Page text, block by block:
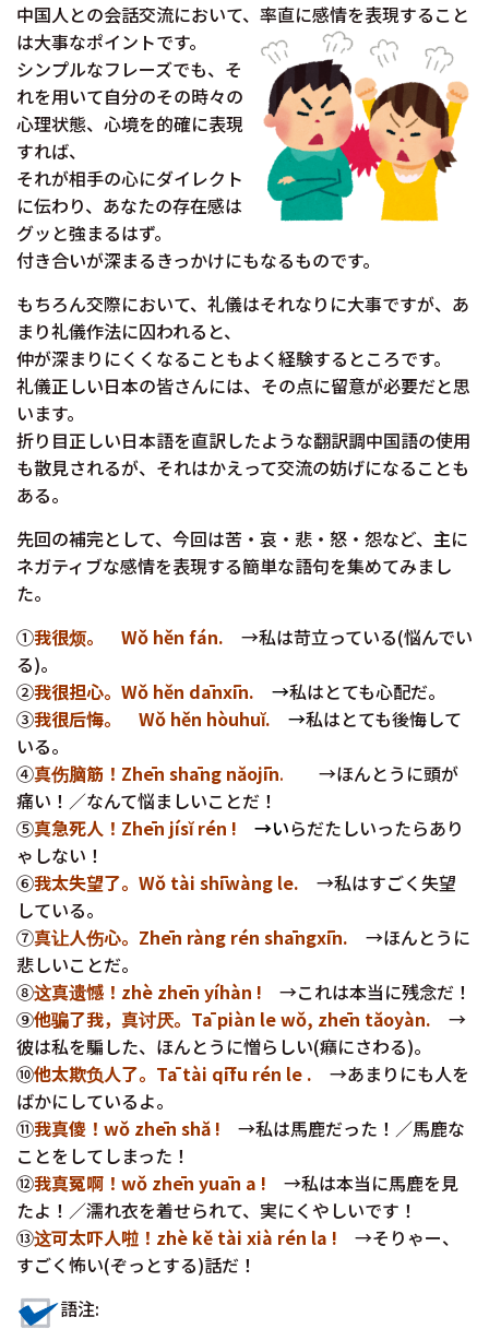
中国人との会話交流において、率直に感情を表現すること
は大事なポイントです。
シンプルなフレーズでも、そ
れを用いて自分のその時々の
心理状態、心境を的確に表現
すれば、
それが相手の心にダイレクト
に伝わり、あなたの存在感は
グッと強まるはず。
付き合いが深まるきっかけにもなるものです。
もちろん交際において、礼儀はそれなりに大事ですが、あ
まり礼儀作法に囚われると、
仲が深まりにくくなることもよく経験するところです。
礼儀正しい日本の皆さんには、その点に留意が必要だと思
います。
折り目正しい日本語を直訳したような翻訳調中国語の使用
も散見されるが、それはかえって交流の妨げになることも
ある。
先回の補完として、今回は苦・哀・悲・怒・怨など、主に
ネガティブな感情を表現する簡単な語句を集めてみまし
た。
①我很烦。 Wǒ hěn fán. →私は苛立っている(悩んでい
る)。
②我很担心。Wǒ hěn dānxīn. →私はとても心配だ。
③我很后悔。 Wǒ hěn hòuhuĭ. →私はとても後悔して
いる。
④真伤脑筋！Zhēn shāng năojīn. →ほんとうに頭が
痛い！／なんて悩ましいことだ！
⑤真急死人！Zhēn jísĭ rén ! →いらだたしいったらあり
ゃしない！
⑥我太失望了。Wǒ tài shīwàng le. →私はすごく失望
している。
⑦真让人伤心。Zhēn ràng rén shāngxīn. →ほんとうに
悲しいことだ。
⑧这真遗憾！zhè zhēn yíhàn ! →これは本当に残念だ！
⑨他骗了我，真讨厌。Tā piàn le wǒ, zhēn tăoyàn. →
彼は私を騙した、ほんとうに憎らしい(癪にさわる)。
⑩他太欺负人了。Tā tài qīfu rén le . →あまりにも人を
ばかにしているよ。
⑪我真傻！wǒ zhēn shă ! →私は馬鹿だった！／馬鹿な
ことをしてしまった！
⑫我真冤啊！wǒ zhēn yuān a ! →私は本当に馬鹿を見
たよ！／濡れ衣を着せられて、実にくやしいです！
⑬这可太吓人啦！zhè kě tài xià rén la ! →そりゃー、
すごく怖い(ぞっとする)話だ！
語注: